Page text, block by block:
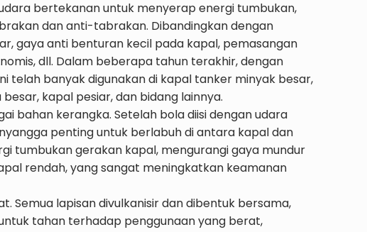
bertekanan untuk menyerap energi tumbukan,
dan anti-tabrakan. Dibandingkan dengan
gaya anti benturan kecil pada kapal, pemasangan
dll. Dalam beberapa tahun terakhir, dengan
banyak digunakan di kapal tanker minyak besar,
kapal pesiar, dan bidang lainnya.
bahan kerangka. Setelah bola diisi dengan udara
penting untuk berlabuh di antara kapal dan
tumbukan gerakan kapal, mengurangi gaya mundur
rendah, yang sangat meningkatkan keamanan
Semua lapisan divulkanisir dan dibentuk bersama,
tahan terhadap penggunaan yang berat,